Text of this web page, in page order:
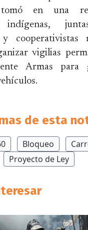
en una
indígenas,
y cooperativistas
vigilias
Armas para
de esta
Bloqueo
Proyecto de Ley